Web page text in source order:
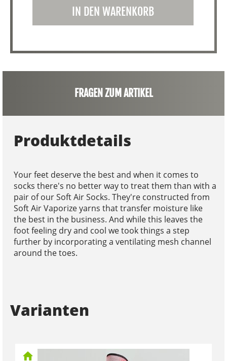
IN DEN WARENKORB
FRAGEN ZUM ARTIKEL
Produktdetails
Your feet deserve the best and when it comes to
socks there's no better way to treat them than with a
pair of our Soft Air Socks. They're constructed from
Soft Air Vaporize yarns that transfer moisture like
the best in the business. And while this leaves the
foot feeling dry and cool we took things a step
further by incorporating a ventilating mesh channel
around the toes.
Varianten